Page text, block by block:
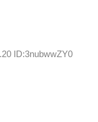
ID:3nubwwZY0